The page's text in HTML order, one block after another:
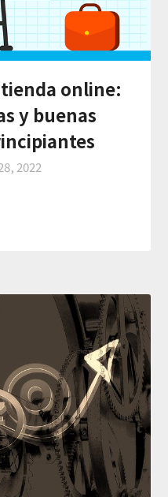
online:
y buenas
2022